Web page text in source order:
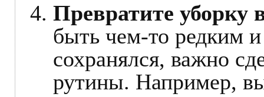
Превратите уборку
быть чем-то редким
сохранялся, важно
рутины. Например,